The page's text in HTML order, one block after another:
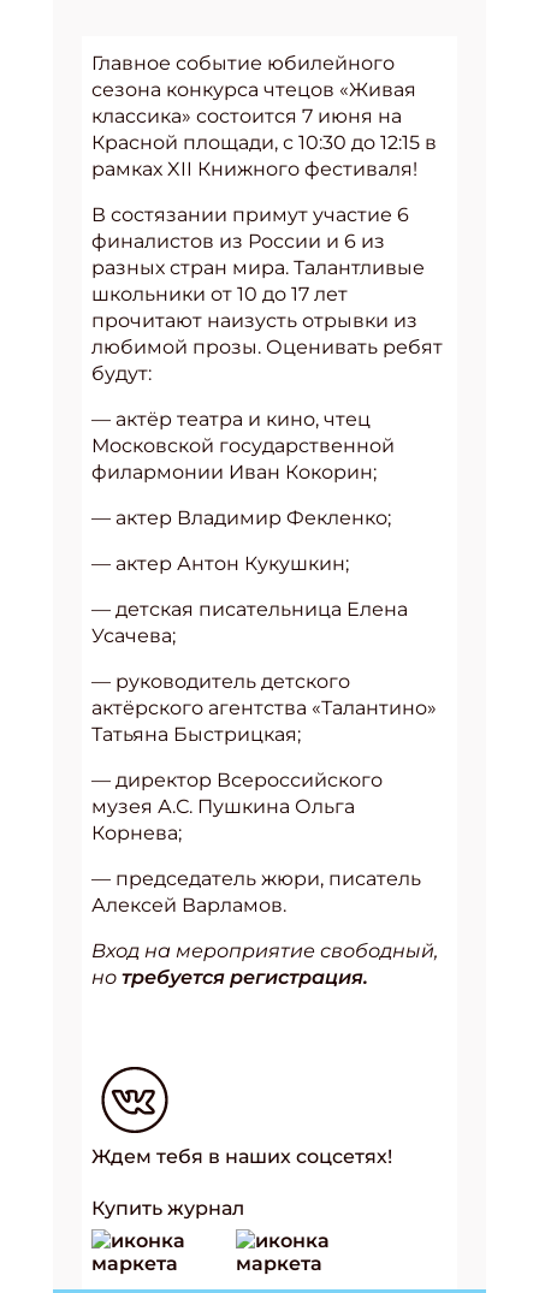
Главное событие юбилейного
сезона конкурса чтецов «Живая
классика» состоится 7 июня на
Красной площади, с 10:30 до 12:15 в
рамках XII Книжного фестиваля!
В состязании примут участие 6
финалистов из России и 6 из
разных стран мира. Талантливые
школьники от 10 до 17 лет
прочитают наизусть отрывки из
любимой прозы. Оценивать ребят
будут:
— актёр театра и кино, чтец
Московской государственной
филармонии Иван Кокорин;
— актер Владимир Фекленко;
— актер Антон Кукушкин;
— детская писательница Елена
Усачева;
— руководитель детского
актёрского агентства «Талантино»
Татьяна Быстрицкая;
— директор Всероссийского
музея А.С. Пушкина Ольга
Корнева;
— председатель жюри, писатель
Алексей Варламов.
Вход на мероприятие свободный,
но требуется регистрация.
Ждем тебя в наших соцсетях!
Купить журнал